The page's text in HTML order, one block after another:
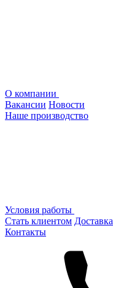
О компании
Вакансии Новости
Наше производство
Условия работы
Стать клиентом Доставка
Контакты